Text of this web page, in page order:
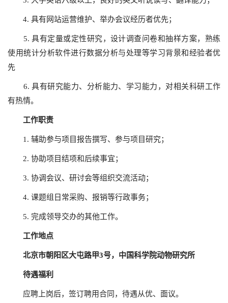
4. 具有网站运营维护、举办会议经历者优先；
5. 具有定量或定性研究，设计调查问卷和抽样方案，熟练
使用统计分析软件进行数据分析与处理等学习背景和经验者优
先
6. 具有研究能力、分析能力、学习能力，对相关科研工作
有热情。
工作职责
1. 辅助参与项目报告撰写、参与项目研究；
2. 协助项目结项和后续事宜；
3. 协调会议、研讨会等组织交流活动；
4. 课题组日常采购、报销等行政事务；
5. 完成领导交办的其他工作。
工作地点
北京市朝阳区大屯路甲3号，中国科学院动物研究所
待遇福利
应聘上岗后，签订聘用合同，待遇从优、面议。